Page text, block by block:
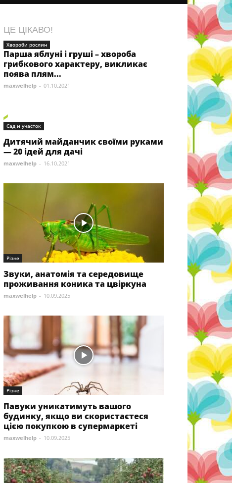
ЦЕ ЦІКАВО!
Хвороби рослин
Парша яблуні і груші – хвороба
грибкового характеру, викликає
поява плям...
maxwelhelp - 01.10.2021
Сад и участок
Дитячий майданчик своїми руками
— 20 ідей для дачі
maxwelhelp - 16.10.2021
Різне
Звуки, анатомія та середовище
проживання коника та цвіркуна
maxwelhelp - 10.09.2025
Різне
Павуки уникатимуть вашого
будинку, якщо ви скористаєтеся
цією покупкою в супермаркеті
maxwelhelp - 10.09.2025